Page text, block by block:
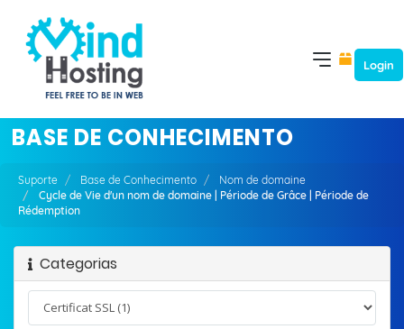
Login
BASE DE CONHECIMENTO
Suporte Base de Conhecimento
Nom de domaine
Cycle de Vie d'un nom de domaine | Période de Grâce | Période de
Rédemption
Categorias